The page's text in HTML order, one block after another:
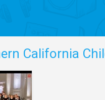
California